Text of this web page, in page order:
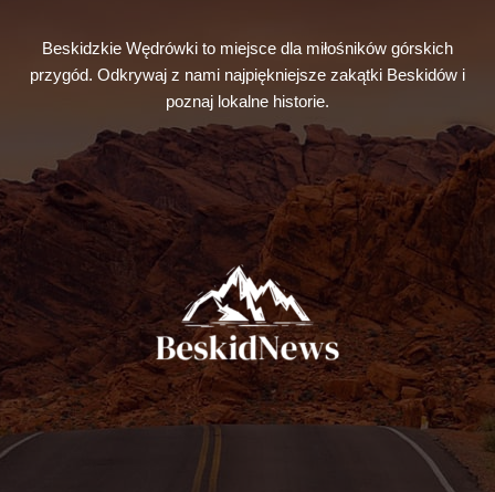
Beskidzkie Wędrówki to miejsce dla miłośników górskich
przygód. Odkrywaj z nami najpiękniejsze zakątki Beskidów i
poznaj lokalne historie.